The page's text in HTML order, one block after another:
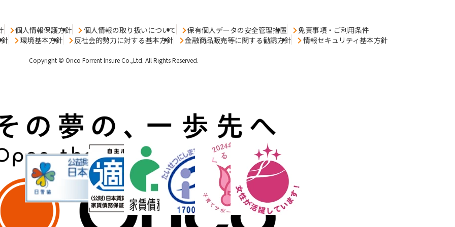
個人情報保護方針 個人情報の取り扱いについて 保有個人データの安全管理措置
免責事項・ご利用条件
環境基本方針 反社会的勢力に対する基本方針 金融商品販売等に関する勧誘方針 情報セキュリティ基本方針
Copyright © Orico Forrent Insure Co.,Ltd. All Rights Reserved.